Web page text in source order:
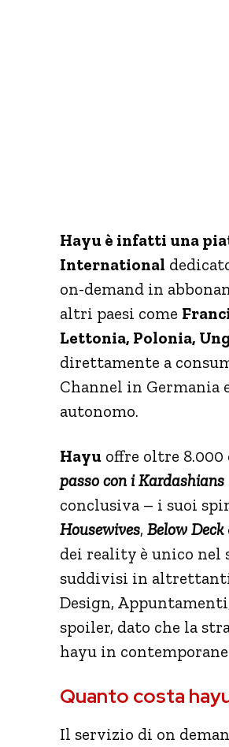
Hayu è infatti una
International
on-demand in
altri paesi come
Lettonia, Polonia,
direttamente a
Channel in Germania
autonomo.
Hayu offre oltre
passo con i
conclusiva – i suoi
Housewives, Below Deck
dei reality è unico nel
suddivisi in altrettanti
Design,
spoiler, dato che la
hayu in
Quanto costa
Il servizio di on